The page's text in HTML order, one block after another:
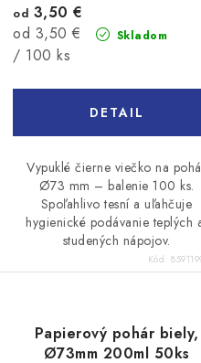
Skladom
od 3,50 €
Jednotková
cena:
od 3,50 €
/ 100 ks
DETAIL
Vypuklé čierne viečko na
Ø73 mm – balenie 100 ks.
Spoľahlivo tesní a uľahčuje
hygienické podávanie teplých
studených nápojov.
Kód:
Papierový pohár biely,
Ø73mm 200ml 50ks